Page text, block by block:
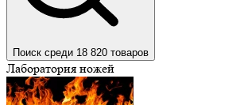
Поиск среди 18 820 товаров
Лаборатория ножей